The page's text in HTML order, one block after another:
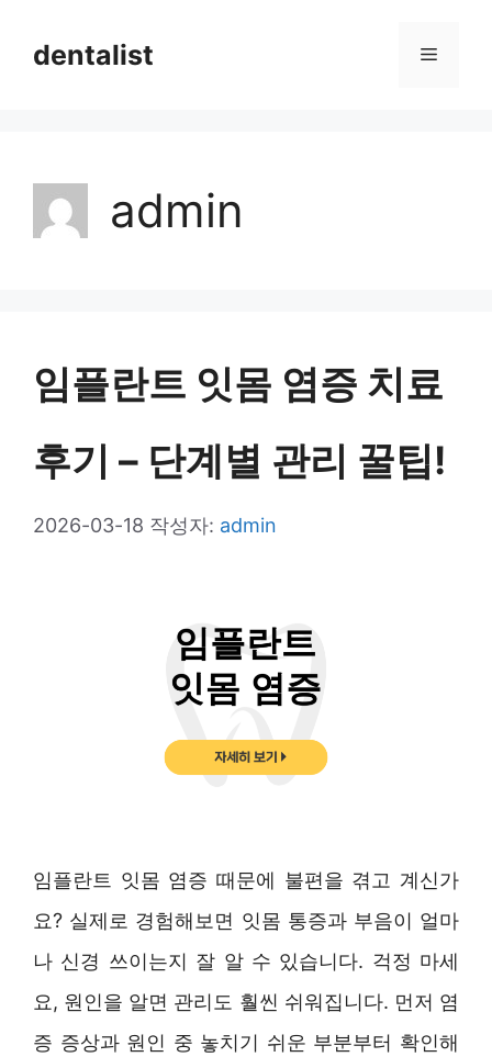
dentalist 메
admin
임플란트 잇몸 염증 치료
후기 – 단계별 관리 꿀팁!
2026-03-18 작성자: admin
임플란트 잇몸 염증 때문에 불편을 겪고 계신가
요? 실제로 경험해보면 잇몸 통증과 부음이 얼마
나 신경 쓰이는지 잘 알 수 있습니다. 걱정 마세
요, 원인을 알면 관리도 훨씬 쉬워집니다. 먼저 염
증 증상과 원인 중 놓치기 쉬운 부분부터 확인해